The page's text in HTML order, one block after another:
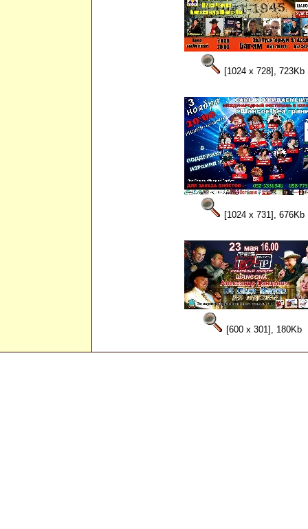
[1024 x 728], 723Kb
[1024 x 731], 676Kb
[600 x 301], 180Kb